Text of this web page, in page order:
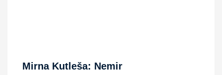
Mirna Kutleša: Nemir